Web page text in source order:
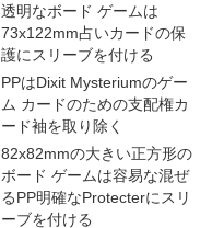
透明なボード ゲームは
73x122mm占いカードの保
護にスリーブを付ける
PPはDixit Mysteriumのゲー
ム カードのための支配権カ
ード袖を取り除く
82x82mmの大きい正方形の
ボード ゲームは容易な混ぜ
るPP明確なProtecterにスリ
ーブを付ける